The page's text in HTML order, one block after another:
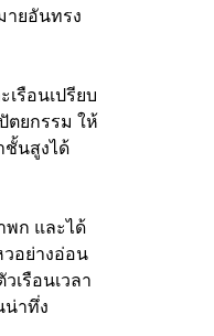
ายอันทรง
รือนเปรียบ
ตยกรรม ให้
ชั้นสูงได้
พก และได้
อย่างอ่อน
เรือนเวลา
น่าทึ่ง